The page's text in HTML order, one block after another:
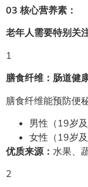
03 核心营养素：
老年人需要特别关
1
膳食纤维：肠道健
膳食纤维能预防便
男性（19岁
女性（19岁
优质来源： 水果、
2